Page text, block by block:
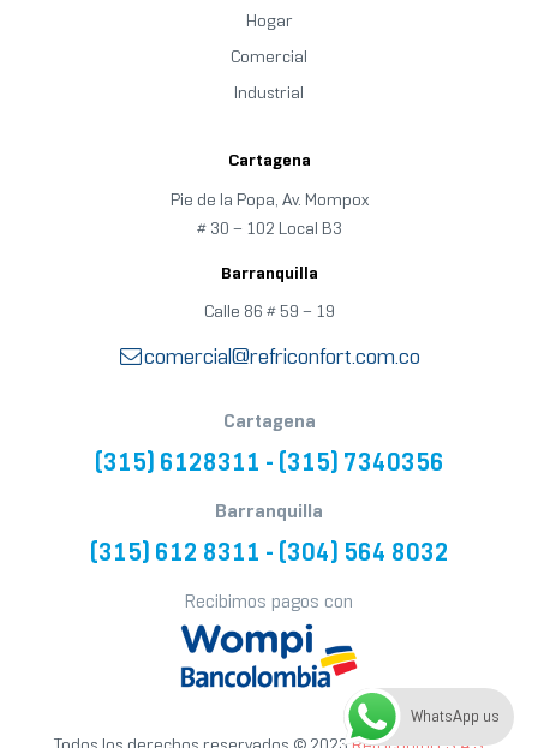
Hogar
Comercial
Industrial
Cartagena
Pie de la Popa, Av. Mompox
# 30 – 102 Local B3
Barranquilla
Calle 86 # 59 – 19
comercial@refriconfort.com.co
Cartagena
(315) 6128311 - (315) 7340356
Barranquilla
(315) 612 8311 - (304) 564 8032
Recibimos pagos con
Todos los derechos reservados © 2023Refriconfort S.A.S
WhatsApp us